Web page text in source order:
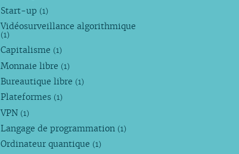
Start-up (1)
Vidéosurveillance algorithmique
(1)
Capitalisme (1)
Monnaie libre (1)
Bureautique libre (1)
Plateformes (1)
VPN (1)
Langage de programmation (1)
Ordinateur quantique (1)